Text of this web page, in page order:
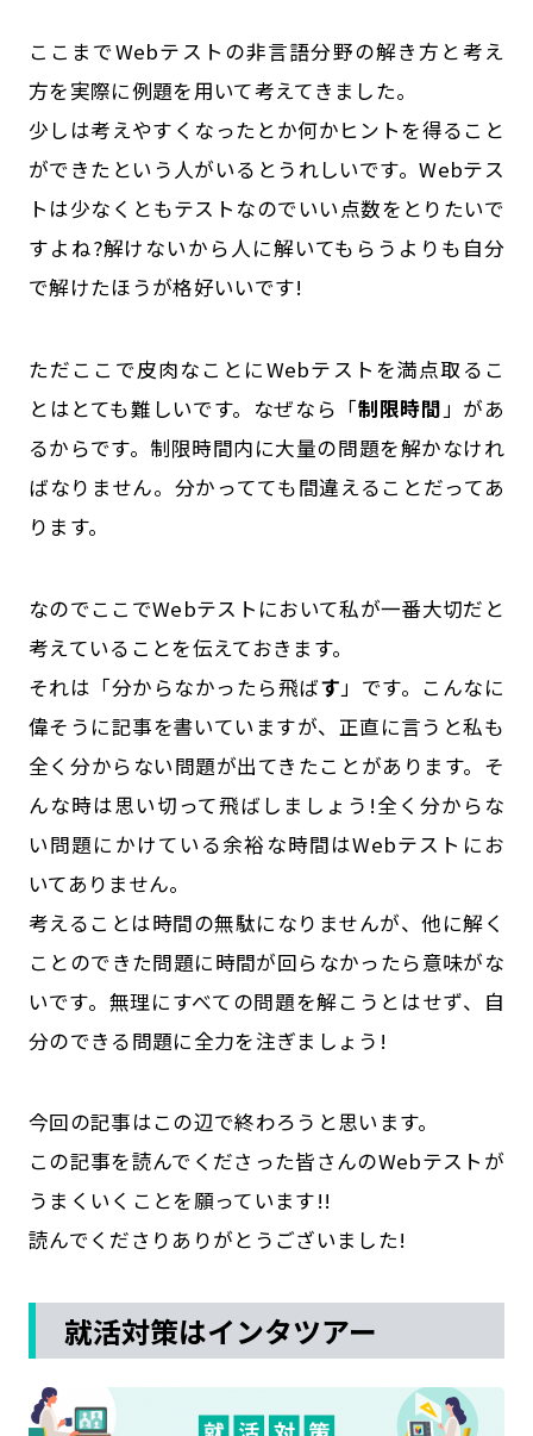
ここまでWebテストの非言語分野の解き方と考え
方を実際に例題を用いて考えてきました。
少しは考えやすくなったとか何かヒントを得ること
ができたという人がいるとうれしいです。Webテス
トは少なくともテストなのでいい点数をとりたいで
すよね?解けないから人に解いてもらうよりも自分
で解けたほうが格好いいです!
ただここで皮肉なことにWebテストを満点取るこ
とはとても難しいです。なぜなら「制限時間 」があ
るからです。制限時間内に大量の問題を解かなけれ
ばなりません。分かってても間違えることだってあ
ります。
なのでここでWebテストにおいて私が一番大切だと
考えていることを伝えておきます。
それは「分からなかったら飛ばす 」です。こんなに
偉そうに記事を書いていますが、正直に言うと私も
全く分からない問題が出てきたことがあります。そ
んな時は思い切って飛ばしましょう!全く分からな
い問題にかけている余裕な時間はWebテストにお
いてありません。
考えることは時間の無駄になりませんが、他に解く
ことのできた問題に時間が回らなかったら意味がな
いです。無理にすべての問題を解こうとはせず、自
分のできる問題に全力を注ぎましょう!
今回の記事はこの辺で終わろうと思います。
この記事を読んでくださった皆さんのWebテストが
うまくいくことを願っています!!
読んでくださりありがとうございました!
就活対策はインタツアー